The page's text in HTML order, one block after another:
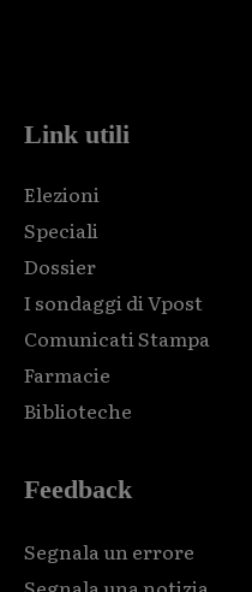
Link utili
Elezioni
Speciali
Dossier
I sondaggi di Vpost
Comunicati Stampa
Farmacie
Biblioteche
Feedback
Segnala un errore